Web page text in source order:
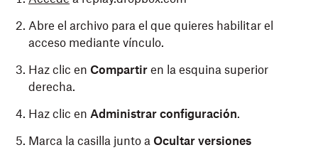
Abre el archivo para el que quieres habilitar el
acceso mediante vínculo.
Haz clic en Compartir en la esquina superior
derecha.
Haz clic en Administrar configuración.
Marca la casilla junto a Ocultar versiones